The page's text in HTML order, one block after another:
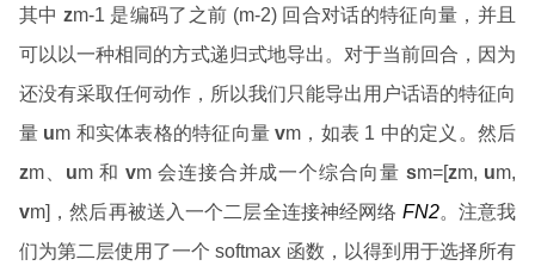
其中zm-1 是编码了之前 (m-2) 回合对话的特征向量，并且
可以以一种相同的方式递归式地导出。对于当前回合，因为
还没有采取任何动作，所以我们只能导出用户话语的特征向
量 um 和实体表格的特征向量vm，如表 1 中的定义。然后
zm、 um 和 vm 会连接合并成一个综合向量sm=[zm, um,
vm]，然后再被送入一个二层全连接神经网络 FN2。注意我
们为第二层使用了一个 softmax 函数，以得到用于选择所有